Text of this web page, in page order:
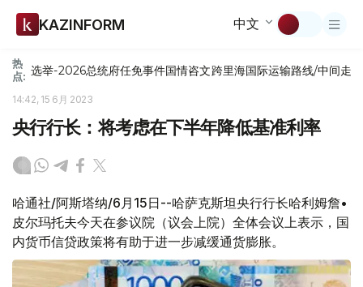
KAZINFORM 中文
热
点: 选举-2026总统府任免事件国情咨文跨里海国际运输路线/中间走廊
14:42, 15 6月 2023
央行行长：将考虑在下半年降低基准利率
哈通社/阿斯塔纳/6月15日--哈萨克斯坦央行行长哈利姆詹•
皮尔玛托夫今天在参议院（议会上院）全体会议上表示，国
内货币信贷政策将有助于进一步减缓通货膨胀。